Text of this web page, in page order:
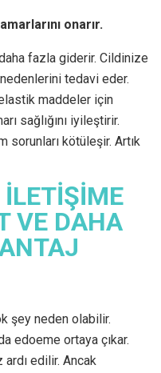
onarır.
fazla giderir. Cildinize
tedavi eder.
maddeler için
sağlığını iyileştirir.
sorunları kötüleşir. Artık
İLETİŞİME
VE DAHA
şey neden olabilir.
edoeme ortaya çıkar.
ardı edilir. Ancak